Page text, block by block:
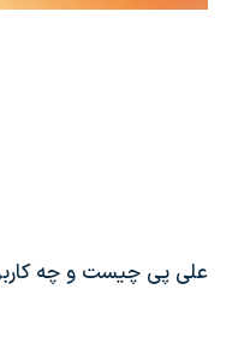
علی پی چیست و چه